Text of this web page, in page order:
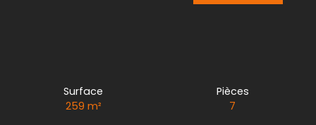
Surface
259 m²
Pièces
7